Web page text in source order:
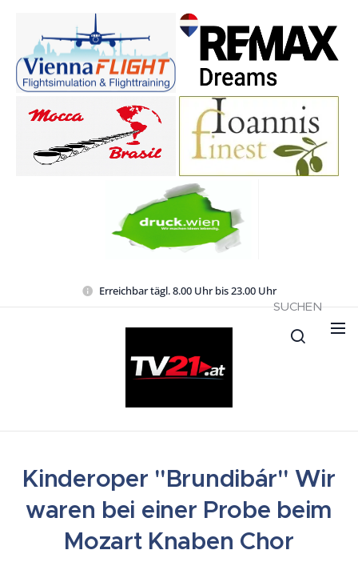
Erreichbar tägl. 8.00 Uhr bis 23.00 Uhr
SUCHEN
Kinderoper "Brundibár" Wir
waren bei einer Probe beim
Mozart Knaben Chor